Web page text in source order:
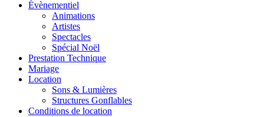
Évènementiel
Animations
Artistes
Spectacles
Spécial Noël
Prestation Technique
Mariage
Location
Sons & Lumières
Structures Gonflables
Conditions de location